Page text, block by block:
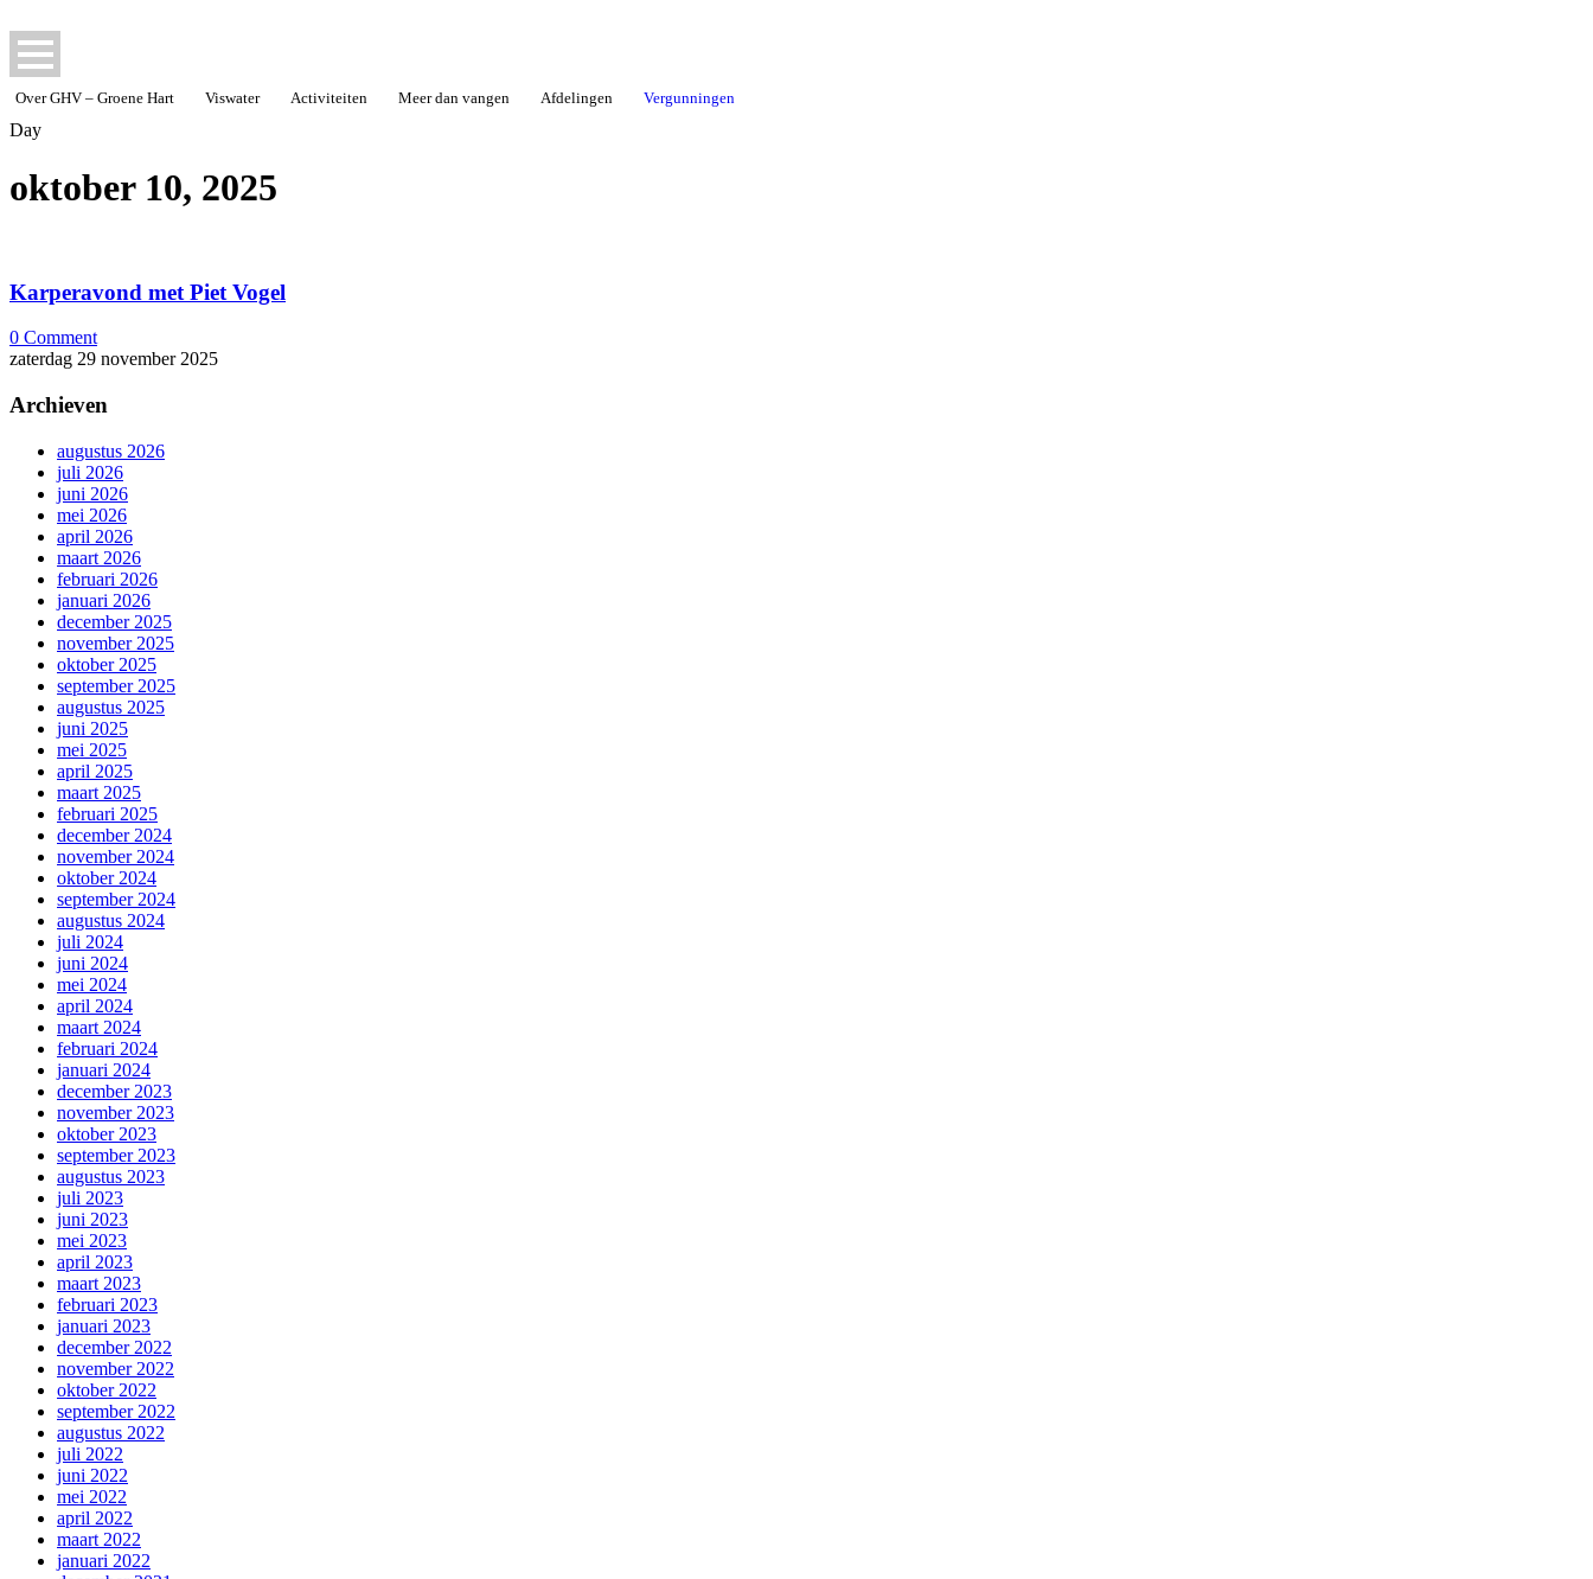
Over GHV – Groene Hart Viswater Activiteiten Meer dan vangen Afdelingen Vergunningen
Day
oktober 10, 2025
Karperavond met Piet Vogel
0 Comment
zaterdag 29 november 2025
Archieven
augustus 2026
juli 2026
juni 2026
mei 2026
april 2026
maart 2026
februari 2026
januari 2026
december 2025
november 2025
oktober 2025
september 2025
augustus 2025
juni 2025
mei 2025
april 2025
maart 2025
februari 2025
december 2024
november 2024
oktober 2024
september 2024
augustus 2024
juli 2024
juni 2024
mei 2024
april 2024
maart 2024
februari 2024
januari 2024
december 2023
november 2023
oktober 2023
september 2023
augustus 2023
juli 2023
juni 2023
mei 2023
april 2023
maart 2023
februari 2023
januari 2023
december 2022
november 2022
oktober 2022
september 2022
augustus 2022
juli 2022
juni 2022
mei 2022
april 2022
maart 2022
januari 2022